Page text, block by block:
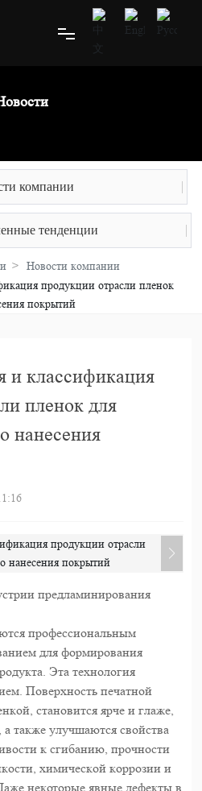
компании
тенденции
Новости компании
продукции отрасли пленок
покрытий
и классификация
пленок для
нанесения
предламинирования
профессиональным
для формирования
Эта технология
Поверхность печатной
становится ярче и глаже,
также улучшаются свойства
к сгибанию, прочности
химической коррозии и
некоторые явные дефекты в